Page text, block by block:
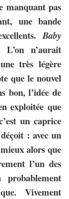
manquant pas
une bande
Baby
n’aurait
très légère
que le nouvel
bon, l’idée de
exploitée que
un caprice
: avec un
alors que
l’un des
Vivement